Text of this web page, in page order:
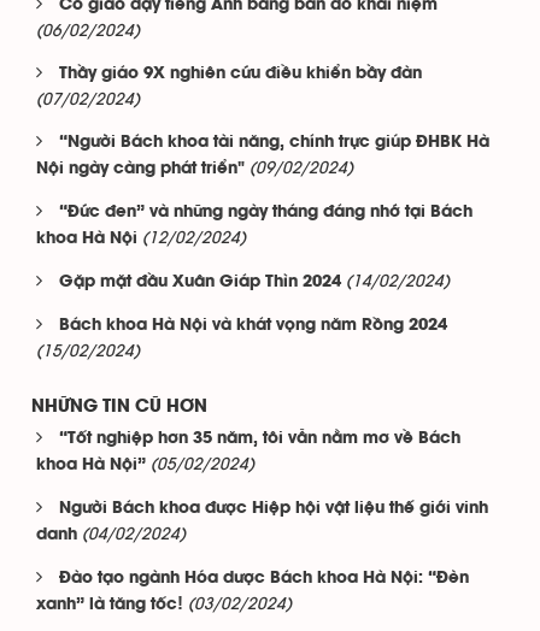
Cô giáo dạy tiếng Anh bằng bản đồ khái niệm
(06/02/2024)
Thầy giáo 9X nghiên cứu điều khiển bầy đàn
(07/02/2024)
“Người Bách khoa tài năng, chính trực giúp ĐHBK Hà
Nội ngày càng phát triển" (09/02/2024)
“Đức đen” và những ngày tháng đáng nhớ tại Bách
khoa Hà Nội (12/02/2024)
Gặp mặt đầu Xuân Giáp Thìn 2024 (14/02/2024)
Bách khoa Hà Nội và khát vọng năm Rồng 2024
(15/02/2024)
NHỮNG TIN CŨ HƠN
“Tốt nghiệp hơn 35 năm, tôi vẫn nằm mơ về Bách
khoa Hà Nội” (05/02/2024)
Người Bách khoa được Hiệp hội vật liệu thế giới vinh
danh (04/02/2024)
Đào tạo ngành Hóa dược Bách khoa Hà Nội: “Đèn
xanh” là tăng tốc! (03/02/2024)